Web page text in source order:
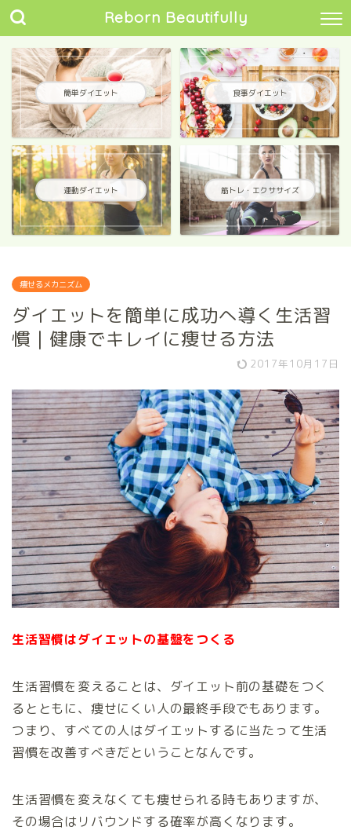
Reborn Beautifully
簡単ダイエット 食事ダイエット
運動ダイエット 筋トレ・エクササイズ
痩せるメカニズム
ダイエットを簡単に成功へ導く生活習
慣｜健康でキレイに痩せる方法
2017年10月17日
生活習慣はダイエットの基盤をつくる
生活習慣を変えることは、ダイエット前の基礎をつく
るとともに、痩せにくい人の最終手段でもあります。
つまり、すべての人はダイエットするに当たって生活
習慣を改善すべきだということなんです。
生活習慣を変えなくても痩せられる時もありますが、
その場合はリバウンドする確率が高くなります。